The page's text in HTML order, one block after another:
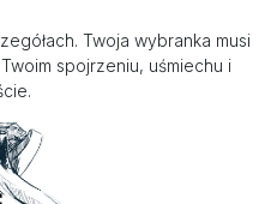
Twoja wybranka musi
spojrzeniu, uśmiechu i